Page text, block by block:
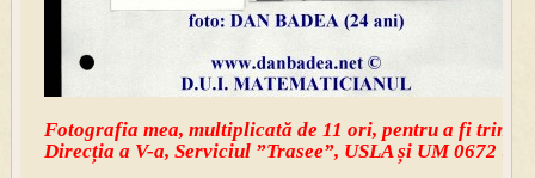
Fotografia mea, multiplicată de 11 ori, pentru a fi
Direcția a V-a, Serviciul ”Trasee”, USLA și UM 0672